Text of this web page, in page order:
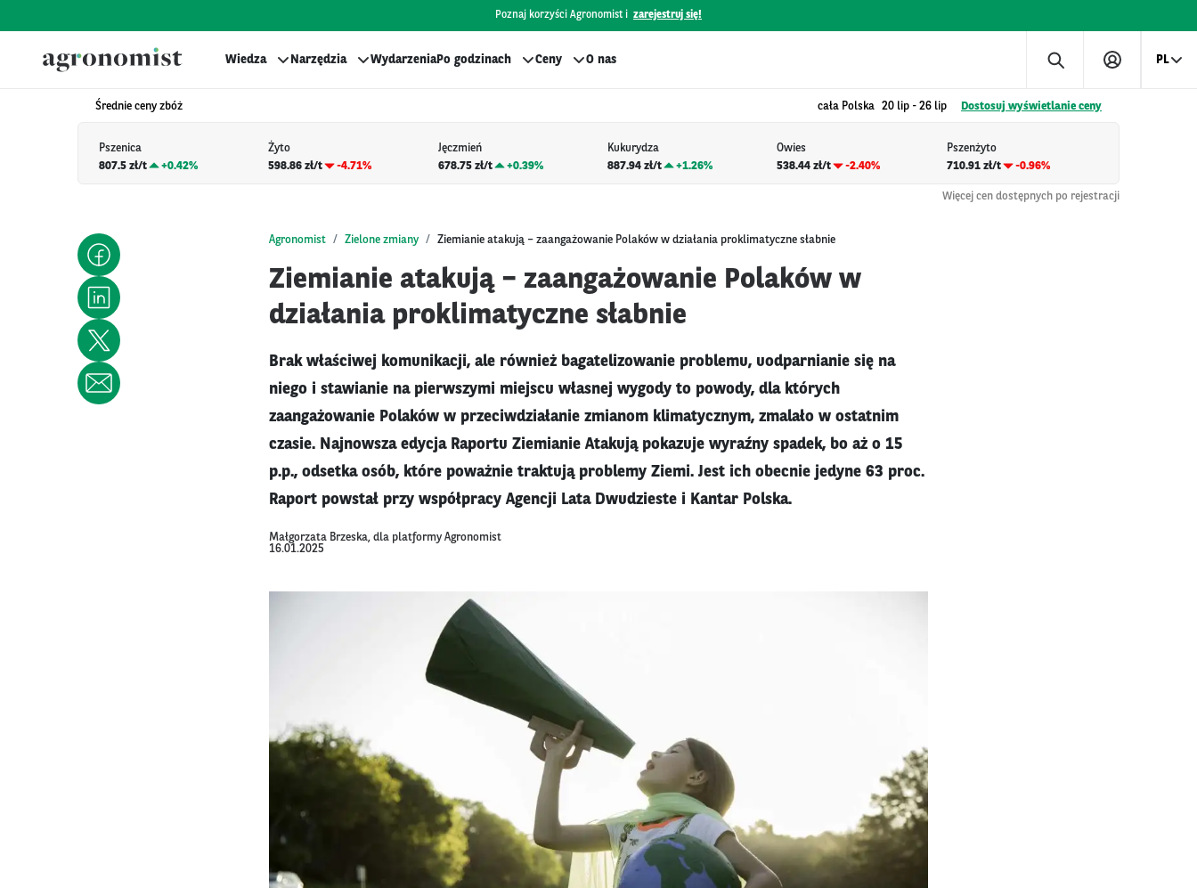
Poznaj korzyści Agronomist i zarejestruj się!
Wiedza Narzędzia WydarzeniaPo godzinach Ceny O nas PL
Średnie ceny zbóż cała Polska 20 lip - 26 lip Dostosuj wyświetlanie ceny
Pszenica
807.5 zł/t
+0.42%
Żyto
598.86 zł/t
-4.71%
Jęczmień
678.75 zł/t
+0.39%
Kukurydza
887.94 zł/t
+1.26%
Owies
538.44 zł/t
-2.40%
Pszenżyto
710.91 zł/t
-0.96%
Więcej cen dostępnych po rejestracji
Agronomist Zielone zmiany Ziemianie atakują – zaangażowanie Polaków w działania proklimatyczne słabnie
Ziemianie atakują – zaangażowanie Polaków w
działania proklimatyczne słabnie
Brak właściwej komunikacji, ale również bagatelizowanie problemu, uodparnianie się na
niego i stawianie na pierwszymi miejscu własnej wygody to powody, dla których
zaangażowanie Polaków w przeciwdziałanie zmianom klimatycznym, zmalało w ostatnim
czasie. Najnowsza edycja Raportu Ziemianie Atakują pokazuje wyraźny spadek, bo aż o 15
p.p., odsetka osób, które poważnie traktują problemy Ziemi. Jest ich obecnie jedyne 63 proc.
Raport powstał przy współpracy Agencji Lata Dwudzieste i Kantar Polska.
Małgorzata Brzeska, dla platformy Agronomist
16.01.2025